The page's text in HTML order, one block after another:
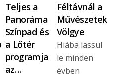
Teljes a
Panoráma
Színpad és
a Lőtér
programja
az…
Féltávnál a
Művészetek
Völgye
Hiába lassul
le minden
évben